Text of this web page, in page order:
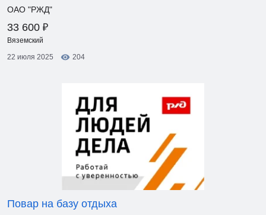
ОАО "РЖД"
33 600 ₽
Вяземский
22 июля 2025
204
Повар на базу отдыха